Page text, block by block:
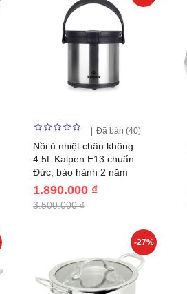
Đã bán (40)
Nồi ủ nhiệt chân không
4.5L Kalpen E13 chuẩn
Đức, bảo hành 2 năm
1.890.000 ₫
3.500.000 ₫
-27%